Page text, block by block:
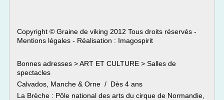
Copyright © Graine de viking 2012 Tous droits réservés -
Mentions légales - Réalisation : Imagospirit
Bonnes adresses > ART ET CULTURE > Salles de
spectacles
Calvados, Manche & Orne / Dès 4 ans
La Brèche : Pôle national des arts du cirque de Normandie,